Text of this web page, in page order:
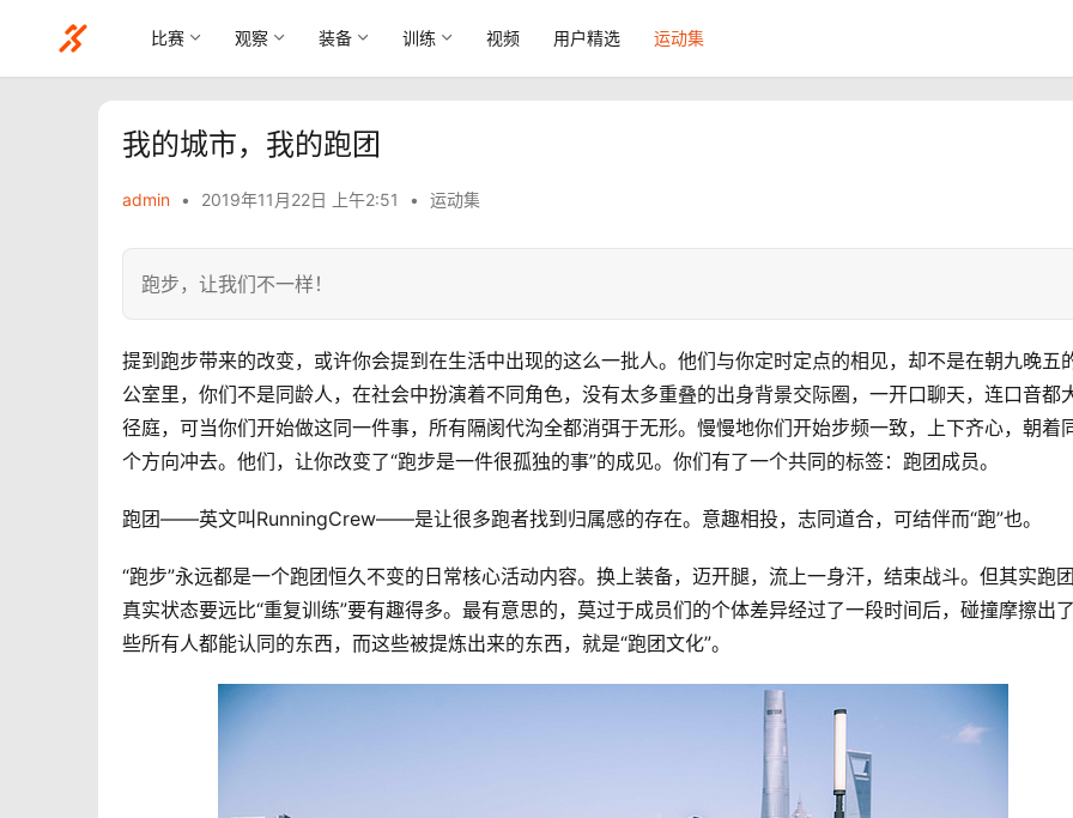
比赛 观察 装备 训练 视频 用户精选 运动集
我的城市，我的跑团
admin • 2019年11月22日 上午2:51 • 运动集
跑步，让我们不一样！
提到跑步带来的改变，或许你会提到在生活中出现的这么一批人。他们与你定时定点的相见，却不是在朝九晚五
公室里，你们不是同龄人，在社会中扮演着不同角色，没有太多重叠的出身背景交际圈，一开口聊天，连口音都
径庭，可当你们开始做这同一件事，所有隔阂代沟全都消弭于无形。慢慢地你们开始步频一致，上下齐心，朝着
个方向冲去。他们，让你改变了“跑步是一件很孤独的事”的成见。你们有了一个共同的标签：跑团成员。
跑团——英文叫RunningCrew——是让很多跑者找到归属感的存在。意趣相投，志同道合，可结伴而“跑”也。
“跑步”永远都是一个跑团恒久不变的日常核心活动内容。换上装备，迈开腿，流上一身汗，结束战斗。但其实跑
真实状态要远比“重复训练”要有趣得多。最有意思的，莫过于成员们的个体差异经过了一段时间后，碰撞摩擦出
些所有人都能认同的东西，而这些被提炼出来的东西，就是“跑团文化”。